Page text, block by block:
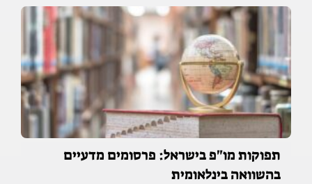
תפוקות מו"פ בישראל: פרסומים מדעיים
בהשוואה בינלאומית